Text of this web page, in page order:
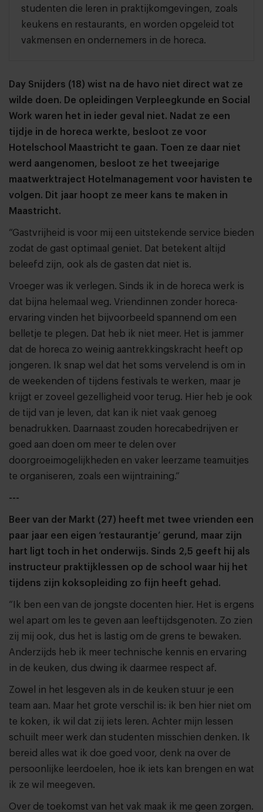
studenten die leren in praktijkomgevingen, zoals
keukens en restaurants, en worden opgeleid tot
vakmensen en ondernemers in de horeca.
Day Snijders (18) wist na de havo niet direct wat ze
wilde doen. De opleidingen Verpleegkunde en Social
Work waren het in ieder geval niet. Nadat ze een
tijdje in de horeca werkte, besloot ze voor
Hotelschool Maastricht te gaan. Toen ze daar niet
werd aangenomen, besloot ze het tweejarige
maatwerktraject Hotelmanagement voor havisten te
volgen. Dit jaar hoopt ze meer kans te maken in
Maastricht.
“Gastvrijheid is voor mij een uitstekende service bieden
zodat de gast optimaal geniet. Dat betekent altijd
beleefd zijn, ook als de gasten dat niet is.
Vroeger was ik verlegen. Sinds ik in de horeca werk is
dat bijna helemaal weg. Vriendinnen zonder horeca-
ervaring vinden het bijvoorbeeld spannend om een
belletje te plegen. Dat heb ik niet meer. Het is jammer
dat de horeca zo weinig aantrekkingskracht heeft op
jongeren. Ik snap wel dat het soms vervelend is om in
de weekenden of tijdens festivals te werken, maar je
krijgt er zoveel gezelligheid voor terug. Hier heb je ook
de tijd van je leven, dat kan ik niet vaak genoeg
benadrukken. Daarnaast zouden horecabedrijven er
goed aan doen om meer te delen over
doorgroeimogelijkheden en vaker leerzame teamuitjes
te organiseren, zoals een wijntraining.”
---
Beer van der Markt (27) heeft met twee vrienden een
paar jaar een eigen ‘restaurantje’ gerund, maar zijn
hart ligt toch in het onderwijs. Sinds 2,5 geeft hij als
instructeur praktijklessen op de school waar hij het
tijdens zijn koksopleiding zo fijn heeft gehad.
“Ik ben een van de jongste docenten hier. Het is ergens
wel apart om les te geven aan leeftijdsgenoten. Zo zien
zij mij ook, dus het is lastig om de grens te bewaken.
Anderzijds heb ik meer technische kennis en ervaring
in de keuken, dus dwing ik daarmee respect af.
Zowel in het lesgeven als in de keuken stuur je een
team aan. Maar het grote verschil is: ik ben hier niet om
te koken, ik wil dat zij iets leren. Achter mijn lessen
schuilt meer werk dan studenten misschien denken. Ik
bereid alles wat ik doe goed voor, denk na over de
persoonlijke leerdoelen, hoe ik iets kan brengen en wat
ik ze wil meegeven.
Over de toekomst van het vak maak ik me geen zorgen.